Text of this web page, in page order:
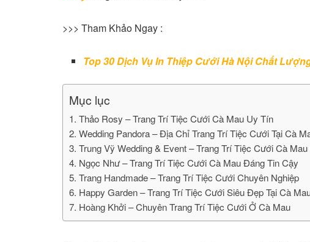
>>> Tham Khảo Ngay :
Top 30 Dịch Vụ In Thiệp Cưới Hà Nội Chất
Mục lục
1. Thảo Rosy – Trang Trí Tiệc Cưới Cà Mau Uy Tín
2. Wedding Pandora – Địa Chỉ Trang Trí Tiệc Cưới Tại Cà
3. Trung Vỹ Wedding & Event – Trang Trí Tiệc Cưới Cà
4. Ngọc Như – Trang Trí Tiệc Cưới Cà Mau Đáng Tin Cậy
5. Trang Handmade – Trang Trí Tiệc Cưới Chuyên Nghiệp
6. Happy Garden – Trang Trí Tiệc Cưới Siêu Đẹp Tại Cà
7. Hoàng Khởi – Chuyên Trang Trí Tiệc Cưới Ở Cà Mau